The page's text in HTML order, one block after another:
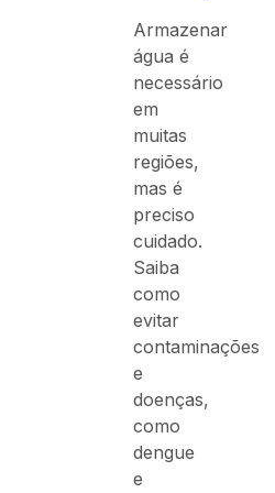
Armazenar
água é
necessário
em
muitas
regiões,
mas é
preciso
cuidado.
Saiba
como
evitar
contaminações
e
doenças,
como
dengue
e